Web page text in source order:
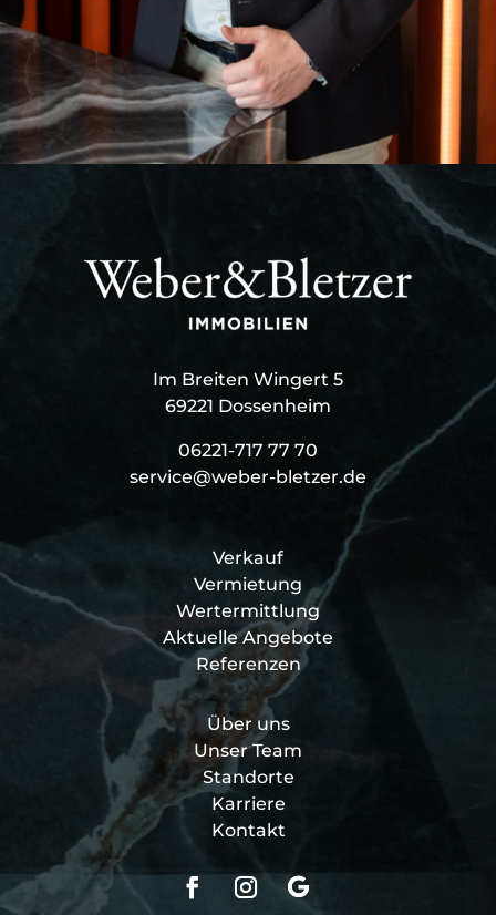
Im Breiten Wingert 5
69221 Dossenheim
06221-717 77 70
service@weber-bletzer.de
Verkauf
Vermietung
Wertermittlung
Aktuelle Angebote
Referenzen
Über uns
Unser Team
Standorte
Karriere
Kontakt